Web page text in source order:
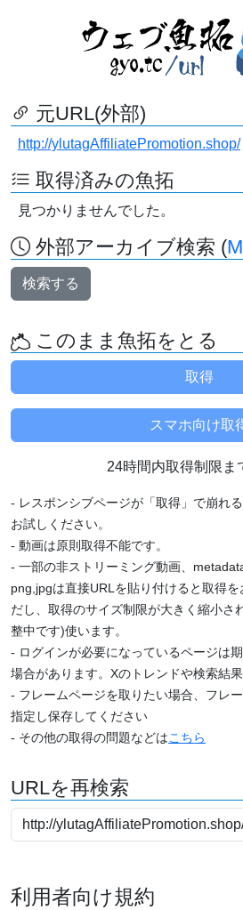
元URL(外部)
http://ylutagAffiliatePromotion.shop/
取得済みの魚拓
見つかりませんでした。
外部アーカイブ検索 (
検索する
このまま魚拓をとる
24時間内取得制限ま
- レスポンシブページが「取得」で崩れ
お試しください。
- 動画は原則取得不能です。
- 一部の非ストリーミング動画、
png,jpgは直接URLを貼り付けると取得
だし、取得のサイズ制限が大きく縮小さ
整中です)使います。
- ログインが必要になっているページは
場合があります。Xのトレンドや検索結
- フレームページを取りたい場合、フレ
指定し保存してください
- その他の取得の問題などはこちら
URLを再検索
利用者向け規約